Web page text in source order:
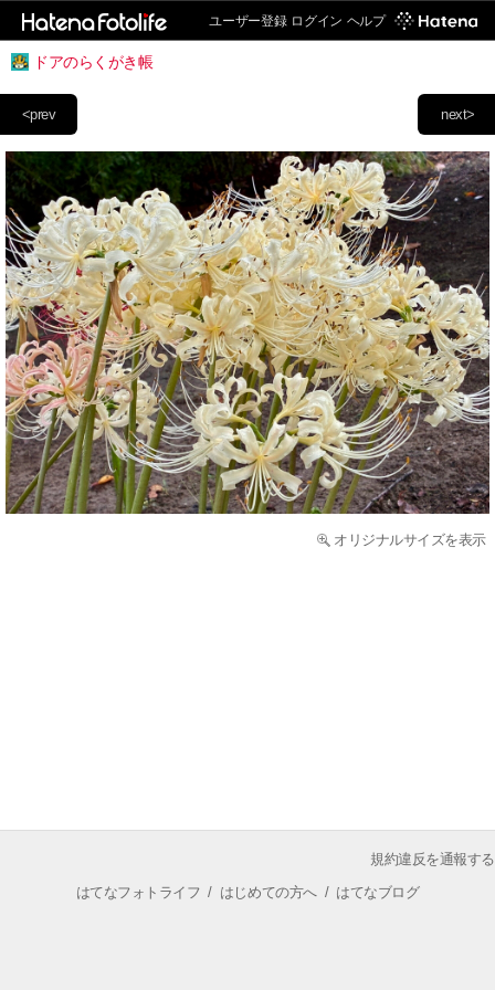
ユーザー登録 ログイン ヘルプ
ドアのらくがき帳
next>
<prev
オリジナルサイズを表示
規約違反を通報する
はてなフォトライフ / はじめての方へ/ はてなブログ